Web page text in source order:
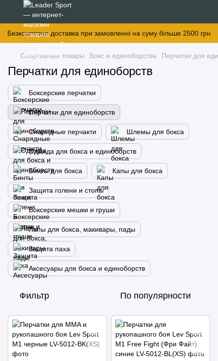
Безкоштовна доставка при замовленні на суму більше 2500 грн
Спортивные товары Бокс и единоборства Перчатки для
Перчатки для единоборств
Боксерские перчатки
Перчатки для единоборств
Снарядные перчакти Шлемы для бокса
Одежда для бокса и единоборств
Бинты для бокса Капы для бокса
Защита голени и стопы
Боксерские мешки и груши
Лапы для бокса, макивары, пады
Защита паха
Аксесуары для бокса и единоборств
Фильтр По популярности